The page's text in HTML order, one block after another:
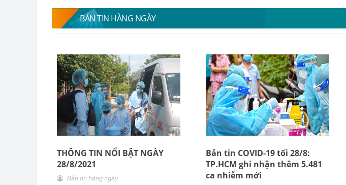
BẢN TIN HÀNG NGÀY
THÔNG TIN NỔI BẬT NGÀY
28/8/2021
Bản tin hàng ngày
Bản tin COVID-19 tối 28/8:
TP.HCM ghi nhận thêm 5.481
ca nhiễm mới